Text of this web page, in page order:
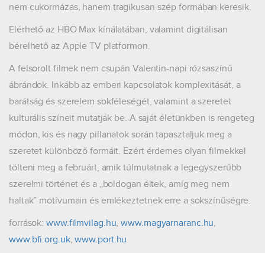
nem cukormázas, hanem tragikusan szép formában keresik.
Elérhető az HBO Max kínálatában, valamint digitálisan
bérelhető az Apple TV platformon.
A felsorolt filmek nem csupán Valentin-napi rózsaszínű
ábrándok. Inkább az emberi kapcsolatok komplexitását, a
barátság és szerelem sokféleségét, valamint a szeretet
kulturális színeit mutatják be. A saját életünkben is rengeteg
módon, kis és nagy pillanatok során tapasztaljuk meg a
szeretet különböző formáit. Ezért érdemes olyan filmekkel
tölteni meg a februárt, amik túlmutatnak a legegyszerűbb
szerelmi történet és a „boldogan éltek, amíg meg nem
haltak” motívumain és emlékeztetnek erre a sokszínűségre.
források: www.filmvilag.hu,www.magyarnaranc.hu,
www.bfi.org.uk,www.port.hu